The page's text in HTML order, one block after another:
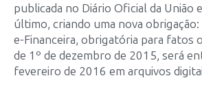
publicada no Diário Oficial da União
último, criando uma nova obrigação:
e-Financeira, obrigatória para fatos
de 1º de dezembro de 2015, será
fevereiro de 2016 em arquivos